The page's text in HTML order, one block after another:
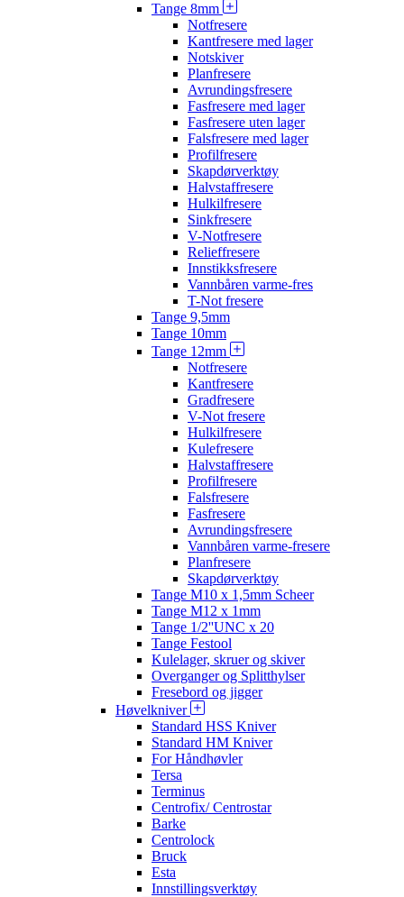
Tange 8mm
Notfresere
Kantfresere med lager
Notskiver
Planfresere
Avrundingsfresere
Fasfresere med lager
Fasfresere uten lager
Falsfresere med lager
Profilfresere
Skapdørverktøy
Halvstaffresere
Hulkilfresere
Sinkfresere
V-Notfresere
Relieffresere
Innstikksfresere
Vannbåren varme-fres
T-Not fresere
Tange 9,5mm
Tange 10mm
Tange 12mm
Notfresere
Kantfresere
Gradfresere
V-Not fresere
Hulkilfresere
Kulefresere
Halvstaffresere
Profilfresere
Falsfresere
Fasfresere
Avrundingsfresere
Vannbåren varme-fresere
Planfresere
Skapdørverktøy
Tange M10 x 1,5mm Scheer
Tange M12 x 1mm
Tange 1/2''UNC x 20
Tange Festool
Kulelager, skruer og skiver
Overganger og Splitthylser
Fresebord og jigger
Høvelkniver
Standard HSS Kniver
Standard HM Kniver
For Håndhøvler
Tersa
Terminus
Centrofix/ Centrostar
Barke
Centrolock
Bruck
Esta
Innstillingsverktøy